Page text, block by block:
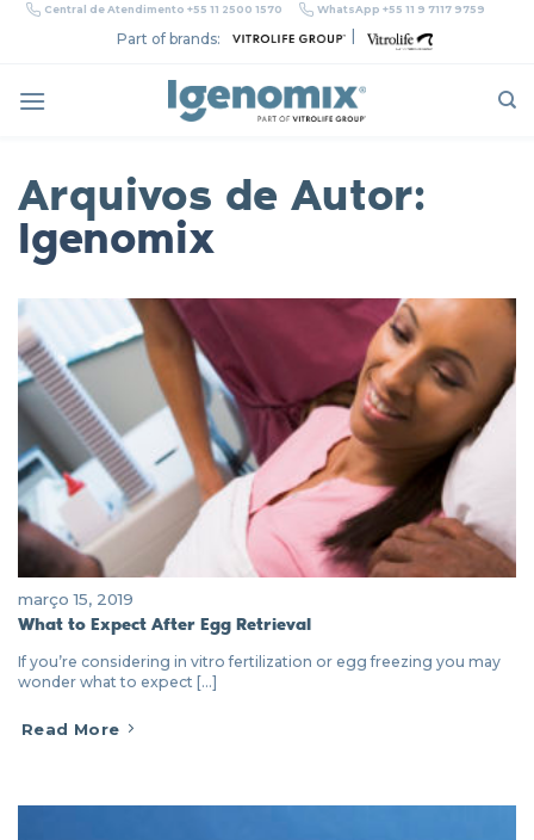
Skip Central de Atendimento +55 11 2500 1570 WhatsApp +55 11 9 7117 9759
Part of brands:
Arquivos de Autor:
Igenomix
março 15, 2019
What to Expect After Egg Retrieval
If you’re considering in vitro fertilization or egg freezing you may
wonder what to expect [...]
Read More